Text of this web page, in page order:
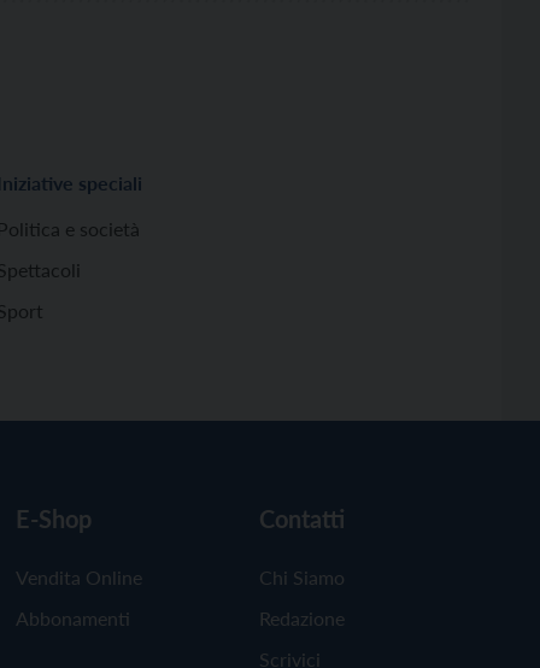
Iniziative speciali
Politica e società
E-Shop
Vendita Online
Abbonamenti
Contatti
Chi Siamo
Redazione
Scrivici